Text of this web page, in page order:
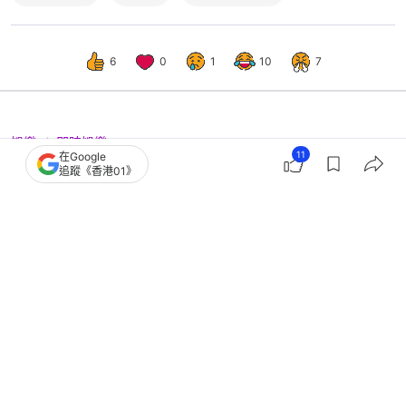
6 0 1 10 7
娛樂 即時娛樂
美食新聞報道｜波波赴元朗食惡魔雞
在Google
追蹤《香港01》
11